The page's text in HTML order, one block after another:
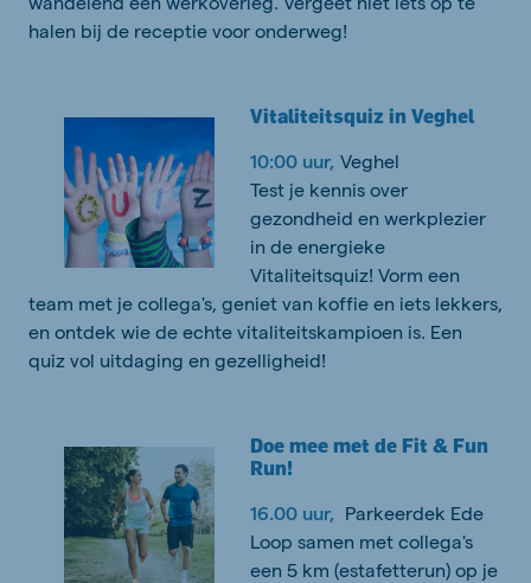
halen bij de receptie voor onderweg!
Vitaliteitsquiz in Veghel
10:00 uur, Veghel
Test je kennis over
gezondheid en werkplezier
in de energieke
Vitaliteitsquiz! Vorm een
team met je collega's, geniet van koffie en iets lekkers,
en ontdek wie de echte vitaliteitskampioen is. Een
quiz vol uitdaging en gezelligheid!
Doe mee met de Fit & Fun
Run!
16.00 uur, Parkeerdek Ede
Loop samen met collega's
een 5 km (estafetterun) op je